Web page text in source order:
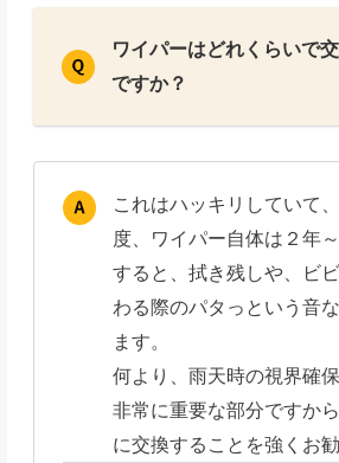
ワイパーはどれくらいで
ですか？
これはハッキリしていて
度、ワイパー自体は２年
すると、拭き残しや、ビ
わる際のパタっという音
ます。
何より、雨天時の視界確
非常に重要な部分ですか
に交換することを強くお勧